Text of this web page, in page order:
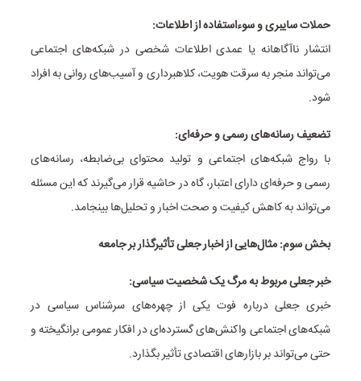
حملات سایبری و سوءاستفاده از اطلاعات:
انتشار ناآگاهانه یا عمدی اطلاعات شخصی در شبکه‌های اجتماعی
می‌تواند منجر به سرقت هویت، کلاهبرداری و آسیب‌های روانی به افراد
شود.
تضعیف رسانه‌های رسمی و حرفه‌ای:
با رواج شبکه‌های اجتماعی و تولید محتوای بی‌ضابطه، رسانه‌های
رسمی و حرفه‌ای دارای اعتبار، گاه در حاشیه قرار می‌گیرند که این مسئله
می‌تواند به کاهش کیفیت و صحت اخبار و تحلیل‌ها بینجامد.
بخش سوم: مثال‌هایی از اخبار جعلی تأثیرگذار بر جامعه
خبر جعلی مربوط به مرگ یک شخصیت سیاسی:
خبری جعلی درباره فوت یکی از چهره‌های سرشناس سیاسی در
شبکه‌های اجتماعی واکنش‌های گسترده‌ای در افکار عمومی برانگیخته و
حتی می‌تواند بر بازارهای اقتصادی تأثیر بگذارد.